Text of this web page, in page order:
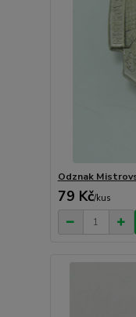
Odznak
79 Kč/kus